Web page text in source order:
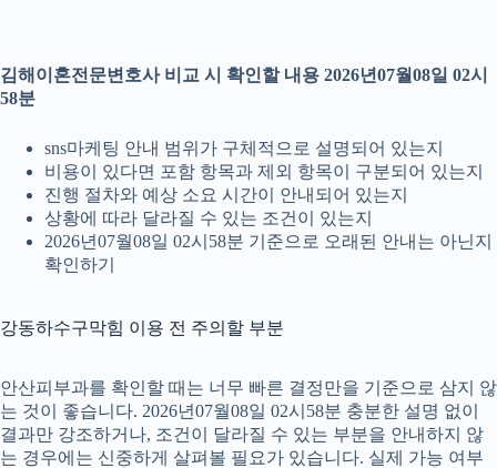
김해이혼전문변호사 비교 시 확인할 내용 2026년07월08일 02시
58분
sns마케팅 안내 범위가 구체적으로 설명되어 있는지
비용이 있다면 포함 항목과 제외 항목이 구분되어 있는지
진행 절차와 예상 소요 시간이 안내되어 있는지
상황에 따라 달라질 수 있는 조건이 있는지
2026년07월08일 02시58분 기준으로 오래된 안내는 아닌지
확인하기
강동하수구막힘 이용 전 주의할 부분
안산피부과를 확인할 때는 너무 빠른 결정만을 기준으로 삼지 않
는 것이 좋습니다. 2026년07월08일 02시58분 충분한 설명 없이
결과만 강조하거나, 조건이 달라질 수 있는 부분을 안내하지 않
는 경우에는 신중하게 살펴볼 필요가 있습니다. 실제 가능 여부